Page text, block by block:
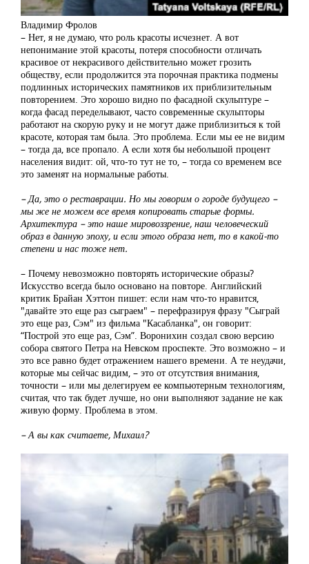
Владимир Фролов
– Нет, я не думаю, что роль красоты исчезнет. А вот
непонимание этой красоты, потеря способности отличать
красивое от некрасивого действительно может грозить
обществу, если продолжится эта порочная практика подмены
подлинных исторических памятников их приблизительным
повторением. Это хорошо видно по фасадной скульптуре –
когда фасад переделывают, часто современные скульпторы
работают на скорую руку и не могут даже приблизиться к той
красоте, которая там была. Это проблема. Если мы ее не видим
– тогда да, все пропало. А если хотя бы небольшой процент
населения видит: ой, что-то тут не то, – тогда со временем все
это заменят на нормальные работы.
– Да, это о реставрации. Но мы говорим о городе будущего –
мы же не можем все время копировать старые формы.
Архитектура – это наше мировоззрение, наш человеческий
образ в данную эпоху, и если этого образа нет, то в какой-то
степени и нас тоже нет.
– Почему невозможно повторять исторические образы?
Искусство всегда было основано на повторе. Английский
критик Брайан Хэттон пишет: если нам что-то нравится,
"давайте это еще раз сыграем" – перефразируя фразу "Сыграй
это еще раз, Сэм" из фильма "Касабланка", он говорит:
“Построй это еще раз, Сэм”. Воронихин создал свою версию
собора святого Петра на Невском проспекте. Это возможно – и
это все равно будет отражением нашего времени. А те неудачи,
которые мы сейчас видим, – это от отсутствия внимания,
точности – или мы делегируем ее компьютерным технологиям,
считая, что так будет лучше, но они выполняют задание не как
живую форму. Проблема в этом.
– А вы как считаете, Михаил?